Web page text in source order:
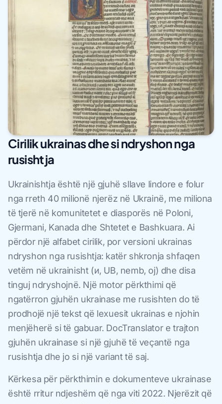
Cirilik ukrainas dhe si ndryshon nga
rusishtja
Ukrainishtja është një gjuhë sllave lindore e folur
nga rreth 40 milionë njerëz në Ukrainë, me miliona
të tjerë në komunitetet e diasporës në Poloni,
Gjermani, Kanada dhe Shtetet e Bashkuara. Ai
përdor një alfabet cirilik, por versioni ukrainas
ndryshon nga rusishtja: katër shkronja shfaqen
vetëm në ukrainisht (и, UB, nemb, oj) dhe disa
tinguj ndryshojnë. Një motor përkthimi që
ngatërron gjuhën ukrainase me rusishten do të
prodhojë një tekst që lexuesit ukrainas e njohin
menjëherë si të gabuar. DocTranslator e trajton
gjuhën ukrainase si një gjuhë të veçantë nga
rusishtja dhe jo si një variant të saj.
Kërkesa për përkthimin e dokumenteve ukrainase
është rritur ndjeshëm që nga viti 2022. Njerëzit që